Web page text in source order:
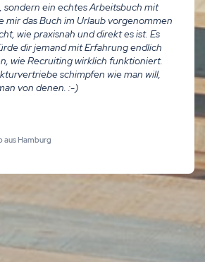
sondern ein echtes Arbeitsbuch mit
mir das Buch im Urlaub vorgenommen
wie praxisnah und direkt es ist. Es
dir jemand mit Erfahrung endlich
wie Recruiting wirklich funktioniert.
schimpfen wie man will,
von denen. :-)
aus Hamburg